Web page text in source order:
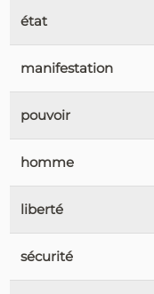
état
manifestation
pouvoir
homme
liberté
sécurité